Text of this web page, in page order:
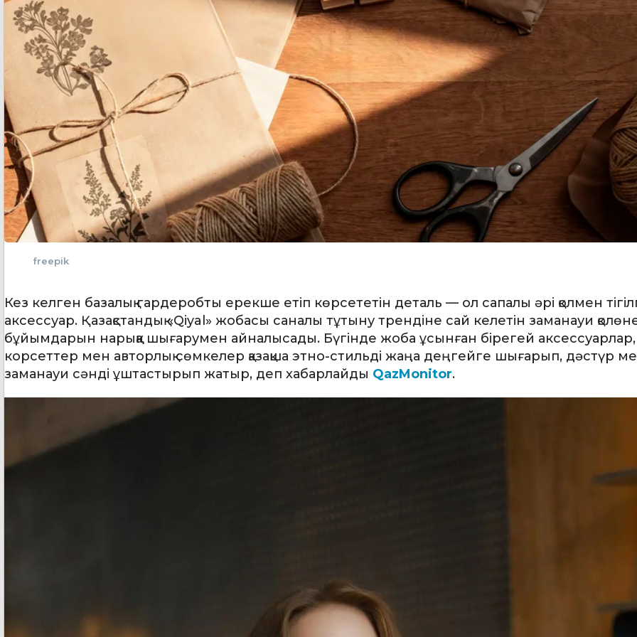
freepik
Кез келген базалық гардеробты ерекше етіп көрсететін деталь — ол сапалы әрі қолмен
аксессуар. Қазақстандық «Qiyal» жобасы саналы тұтыну трендіне сай келетін заманауи
бұйымдарын нарыққа шығарумен айналысады. Бүгінде жоба ұсынған бірегей аксессуарлар,
корсеттер мен авторлық сөмкелер қазақша этно-стильді жаңа деңгейге шығарып, дәстүр
заманауи сәнді ұштастырып жатыр, деп хабарлайды QazMonitor.